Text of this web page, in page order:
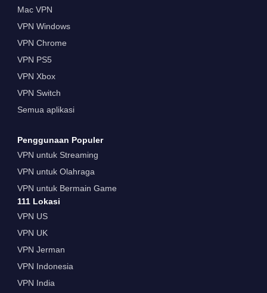
Mac VPN
VPN Windows
VPN Chrome
VPN PS5
VPN Xbox
VPN Switch
Semua aplikasi
Penggunaan Populer
VPN untuk Streaming
VPN untuk Olahraga
VPN untuk Bermain Game
111 Lokasi
VPN US
VPN UK
VPN Jerman
VPN Indonesia
VPN India